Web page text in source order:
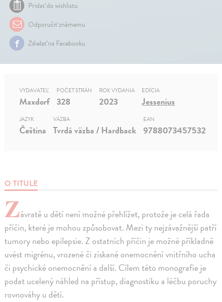
Pridať do wishlistu
Odporučiť známemu
Zdielať na Facebooku
O TITULE
Závratě u dětí není možné přehlížet, protože je celá řada
příčin, které je mohou způsobovat. Mezi ty nejzávažnější patří
tumory nebo epilepsie. Z ostatních příčin je možné příkladně
uvést migrénu, vrozené či získané onemocnění vnitřního ucha
či psychické onemocnění a další. Cílem této monografie je
podat ucelený náhled na přístup, diagnostiku a léčbu poruchy
rovnováhy u dětí.
VYDAVATEĽ
Maxdorf
POČET STRÁN
328
ROK VYDANIA
2023
EDÍCIA
Jessenius
JAZYK
Čeština
VÄZBA
Tvrdá väzba / Hardback
EAN
9788073457532